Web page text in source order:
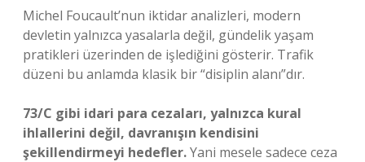
Michel Foucault’nun iktidar analizleri, modern
devletin yalnızca yasalarla değil, gündelik yaşam
pratikleri üzerinden de işlediğini gösterir. Trafik
düzeni bu anlamda klasik bir “disiplin alanı”dır.
73/C gibi idari para cezaları, yalnızca kural
ihlallerini değil, davranışın kendisini
şekillendirmeyi hedefler.Yani mesele sadece ceza